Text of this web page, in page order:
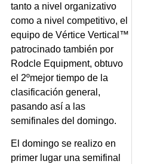
tanto a nivel organizativo
como a nivel competitivo, el
equipo de Vértice Vertical™
patrocinado también por
Rodcle Equipment, obtuvo
el 2ºmejor tiempo de la
clasificación general,
pasando así a las
semifinales del domingo.
El domingo se realizo en
primer lugar una semifinal